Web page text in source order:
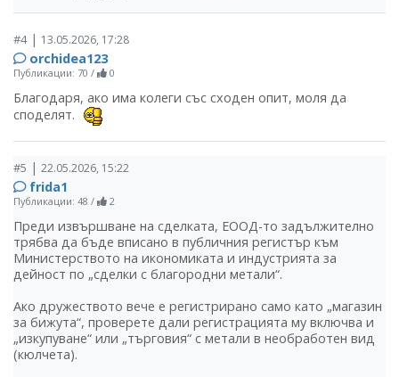
#4| 13.05.2026, 17:28
orchidea123
Публикации: 70 / 0
Благодаря, ако има колеги със сходен опит, моля да
споделят.
#5 | 22.05.2026, 15:22
frida1
Публикации: 48 / 2
Преди извършване на сделката, ЕООД-то задължително
трябва да бъде вписано в публичния регистър към
Министерството на икономиката и индустрията за
дейност по „сделки с благородни метали“.
Ако дружеството вече е регистрирано само като „магазин
за бижута“, проверете дали регистрацията му включва и
„изкупуване“ или „търговия“ с метали в необработен вид
(кюлчета).